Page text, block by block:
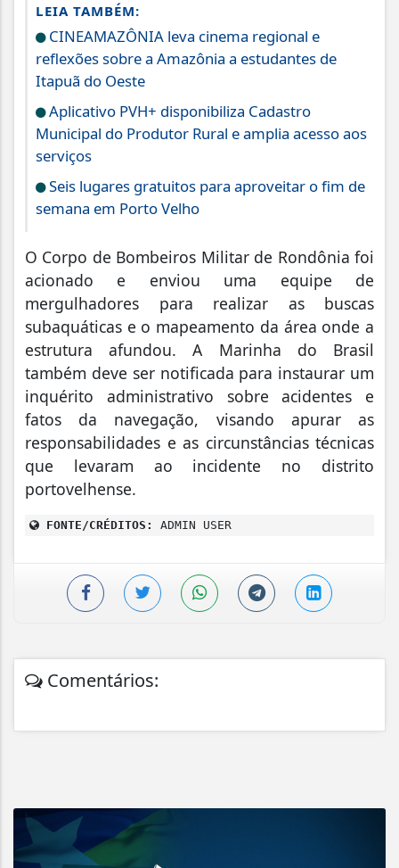
LEIA TAMBÉM:
CINEAMAZÔNIA leva cinema regional e
reflexões sobre a Amazônia a estudantes de
Itapuã do Oeste
Aplicativo PVH+ disponibiliza Cadastro
Municipal do Produtor Rural e amplia acesso aos
serviços
Seis lugares gratuitos para aproveitar o fim de
semana em Porto Velho
O Corpo de Bombeiros Militar de Rondônia foi
acionado e enviou uma equipe de
mergulhadores para realizar as buscas
subaquáticas e o mapeamento da área onde a
estrutura afundou. A Marinha do Brasil
também deve ser notificada para instaurar um
inquérito administrativo sobre acidentes e
fatos da navegação, visando apurar as
responsabilidades e as circunstâncias técnicas
que levaram ao incidente no distrito
portovelhense.
FONTE/CRÉDITOS: ADMIN USER
Comentários: